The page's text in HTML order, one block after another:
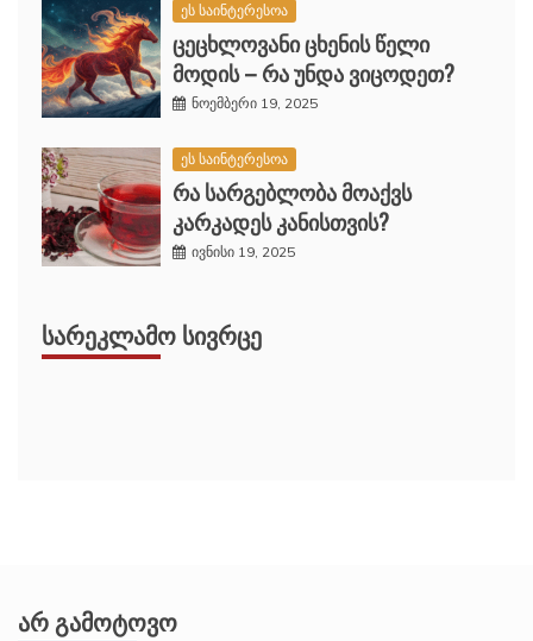
ეს საინტერესოა
ცეცხლოვანი ცხენის წელი
მოდის – რა უნდა ვიცოდეთ?
ნოემბერი 19, 2025
ეს საინტერესოა
რა სარგებლობა მოაქვს
კარკადეს კანისთვის?
ივნისი 19, 2025
ᲡᲐᲠᲔᲙᲚᲐᲛᲝ ᲡᲘᲕᲠᲪᲔ
ᲐᲠ ᲒᲐᲛᲝᲢᲝᲕᲝ